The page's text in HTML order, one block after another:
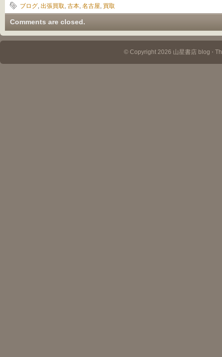
ブログ, 出張買取, 古本, 名古屋, 買取
Comments are closed.
© Copyright 2026 山星書店 blog ⋅